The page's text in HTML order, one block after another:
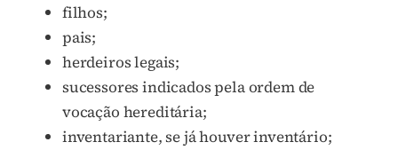
filhos;
pais;
herdeiros legais;
sucessores indicados pela ordem de
vocação hereditária;
inventariante, se já houver inventário;